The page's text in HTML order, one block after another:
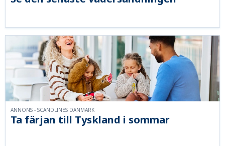
Ta färjan till Tyskland i sommar
ANNONS - SCANDLINES DANMARK